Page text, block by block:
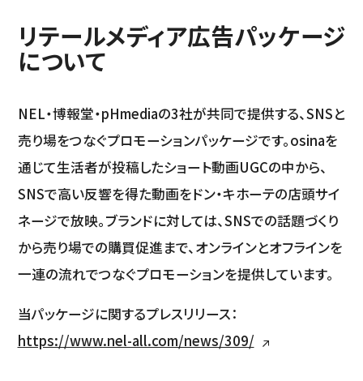
リテールメディア広告パッケージ
について
NEL・博報堂・pHmediaの3社が共同で提供する、SNSと
売り場をつなぐプロモーションパッケージです。osinaを
通じて生活者が投稿したショート動画UGCの中から、
SNSで高い反響を得た動画をドン・キホーテの店頭サイ
ネージで放映。ブランドに対しては、SNSでの話題づくり
から売り場での購買促進まで、オンラインとオフラインを
一連の流れでつなぐプロモーションを提供しています。
当パッケージに関するプレスリリース：
https://www.nel-all.com/news/309/